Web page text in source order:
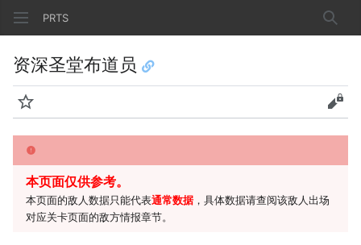
PRTS 搜索
资深圣堂布道员
监视 查看
本页面仅供参考。
本页面的敌人数据只能代表通常数据 ，具体数据请查阅该敌人出场
对应关卡页面的敌方情报章节。